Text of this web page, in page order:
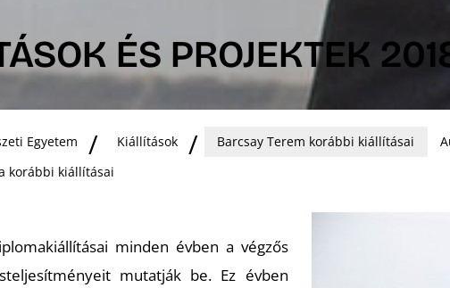
ÉS PROJEKTEK
Egyetem Kiállítások Barcsay Terem korábbi kiállításai
korábbi kiállításai
minden évben a végzős
mutatják be. Ez évben